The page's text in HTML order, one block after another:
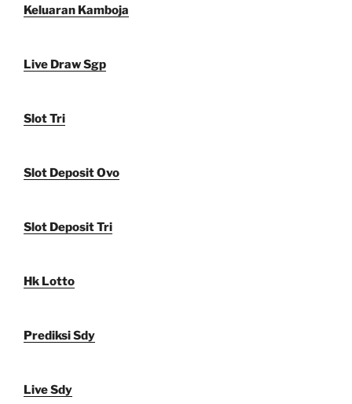
Keluaran Kamboja
Live Draw Sgp
Slot Tri
Slot Deposit Ovo
Slot Deposit Tri
Hk Lotto
Prediksi Sdy
Live Sdy